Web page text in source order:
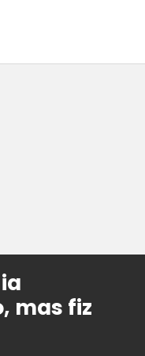
mas fiz